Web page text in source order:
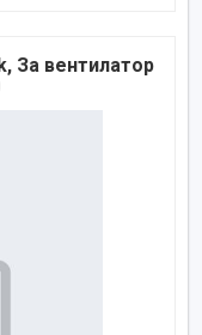
За вентилатор